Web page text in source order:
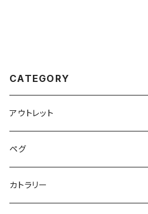
CATEGORY
アウトレット
ペグ
標準タイプ
カトラリー